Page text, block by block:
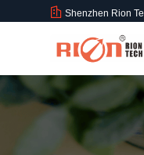
Shenzhen Rion